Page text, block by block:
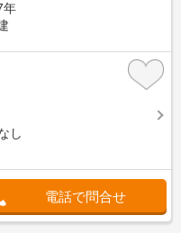
年
し
電話で問合せ